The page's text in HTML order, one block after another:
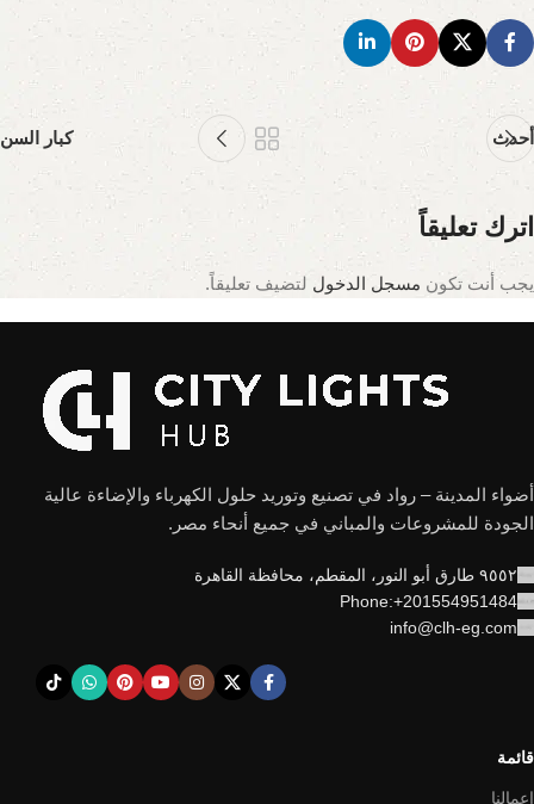
أحدث كبار السن
اترك تعليقاً
يجب أنت تكون مسجل الدخول لتضيف تعليقاً.
أضواء المدينة – رواد في تصنيع وتوريد حلول الكهرباء والإضاءة عالية
الجودة للمشروعات والمباني في جميع أنحاء مصر.
٩٥٥٢ طارق أبو النور، المقطم، محافظة القاهرة
Phone:+201554951484
info@clh-eg.com
قائمة
اعمالنا